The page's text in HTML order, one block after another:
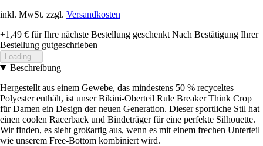
inkl. MwSt. zzgl. Versandkosten
+1,49 € für Ihre nächste Bestellung geschenkt Nach Bestätigung Ihrer
Bestellung gutgeschrieben
Loading...
Beschreibung
Hergestellt aus einem Gewebe, das mindestens 50 % recyceltes
Polyester enthält, ist unser Bikini-Oberteil Rule Breaker Think Crop
für Damen ein Design der neuen Generation. Dieser sportliche Stil hat
einen coolen Racerback und Bindeträger für eine perfekte Silhouette.
Wir finden, es sieht großartig aus, wenn es mit einem frechen Unterteil
wie unserem Free-Bottom kombiniert wird.